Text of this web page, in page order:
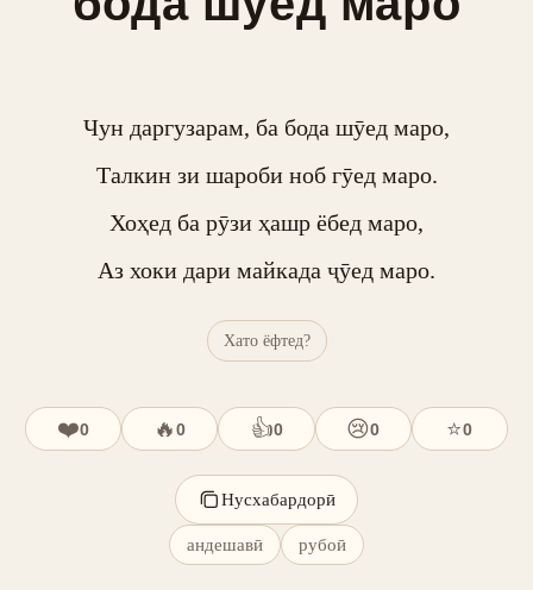
Чун даргузарам, ба бода шӯед маро,
Талкин зи шароби ноб гӯед маро.
Хоҳед ба рӯзи ҳашр ёбед маро,
Аз хоки дари майкада ҷӯед маро.
Хато ёфтед?
❤️0 🔥0 👍0 😢0 ⭐0
Нусхабардорӣ
андешавӣ рубоӣ